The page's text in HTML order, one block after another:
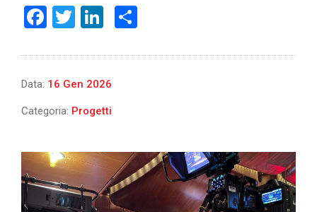
Facebook
TwitterLinkedIn
Data: 16 Gen 2026
Categoria: Progetti